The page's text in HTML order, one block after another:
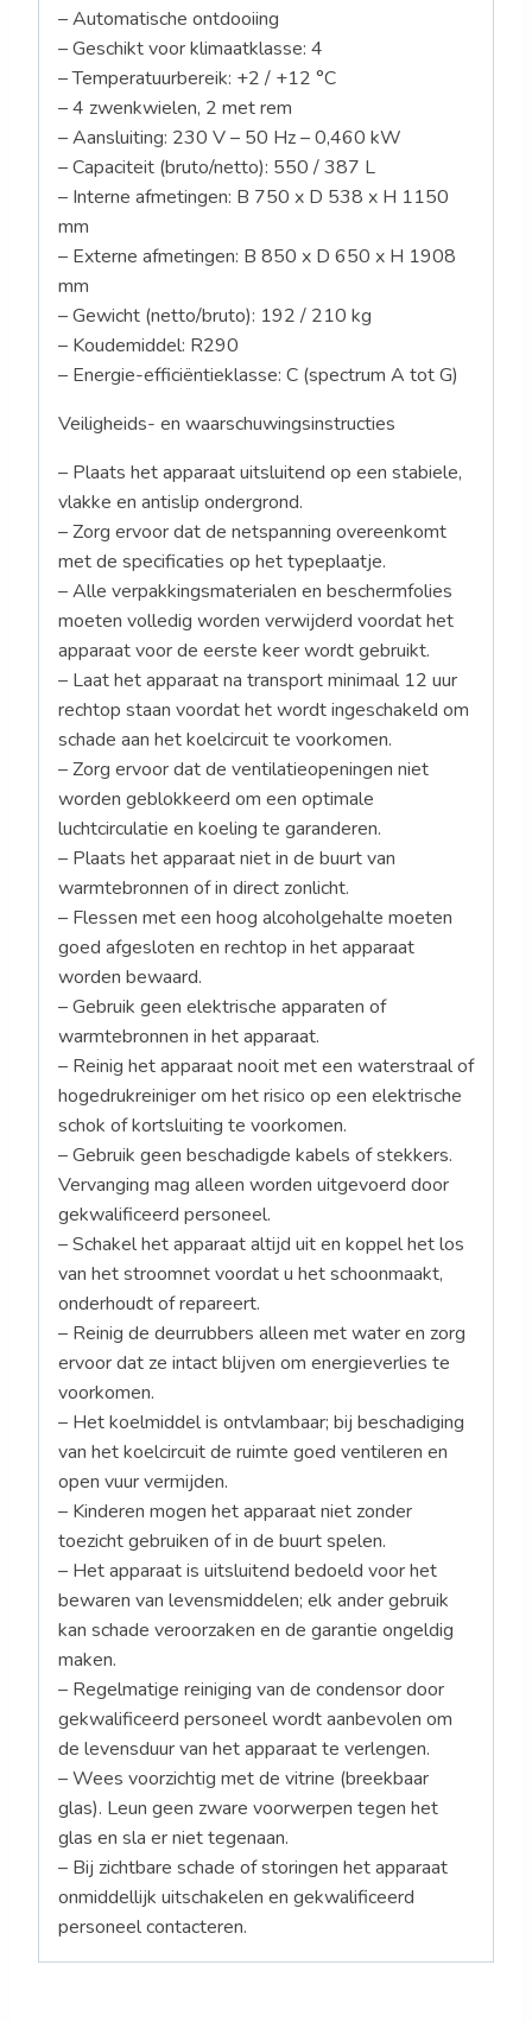
– Automatische ontdooiing
– Geschikt voor klimaatklasse: 4
– Temperatuurbereik: +2 / +12 °C
– 4 zwenkwielen, 2 met rem
– Aansluiting: 230 V – 50 Hz – 0,460 kW
– Capaciteit (bruto/netto): 550 / 387 L
– Interne afmetingen: B 750 x D 538 x H 1150
mm
– Externe afmetingen: B 850 x D 650 x H 1908
mm
– Gewicht (netto/bruto): 192 / 210 kg
– Koudemiddel: R290
– Energie-efficiëntieklasse: C (spectrum A tot G)
Veiligheids- en waarschuwingsinstructies
– Plaats het apparaat uitsluitend op een stabiele,
vlakke en antislip ondergrond.
– Zorg ervoor dat de netspanning overeenkomt
met de specificaties op het typeplaatje.
– Alle verpakkingsmaterialen en beschermfolies
moeten volledig worden verwijderd voordat het
apparaat voor de eerste keer wordt gebruikt.
– Laat het apparaat na transport minimaal 12 uur
rechtop staan voordat het wordt ingeschakeld om
schade aan het koelcircuit te voorkomen.
– Zorg ervoor dat de ventilatieopeningen niet
worden geblokkeerd om een optimale
luchtcirculatie en koeling te garanderen.
– Plaats het apparaat niet in de buurt van
warmtebronnen of in direct zonlicht.
– Flessen met een hoog alcoholgehalte moeten
goed afgesloten en rechtop in het apparaat
worden bewaard.
– Gebruik geen elektrische apparaten of
warmtebronnen in het apparaat.
– Reinig het apparaat nooit met een waterstraal of
hogedrukreiniger om het risico op een elektrische
schok of kortsluiting te voorkomen.
– Gebruik geen beschadigde kabels of stekkers.
Vervanging mag alleen worden uitgevoerd door
gekwalificeerd personeel.
– Schakel het apparaat altijd uit en koppel het los
van het stroomnet voordat u het schoonmaakt,
onderhoudt of repareert.
– Reinig de deurrubbers alleen met water en zorg
ervoor dat ze intact blijven om energieverlies te
voorkomen.
– Het koelmiddel is ontvlambaar; bij beschadiging
van het koelcircuit de ruimte goed ventileren en
open vuur vermijden.
– Kinderen mogen het apparaat niet zonder
toezicht gebruiken of in de buurt spelen.
– Het apparaat is uitsluitend bedoeld voor het
bewaren van levensmiddelen; elk ander gebruik
kan schade veroorzaken en de garantie ongeldig
maken.
– Regelmatige reiniging van de condensor door
gekwalificeerd personeel wordt aanbevolen om
de levensduur van het apparaat te verlengen.
– Wees voorzichtig met de vitrine (breekbaar
glas). Leun geen zware voorwerpen tegen het
glas en sla er niet tegenaan.
– Bij zichtbare schade of storingen het apparaat
onmiddellijk uitschakelen en gekwalificeerd
personeel contacteren.